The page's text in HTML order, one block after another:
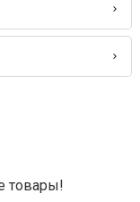
товары!